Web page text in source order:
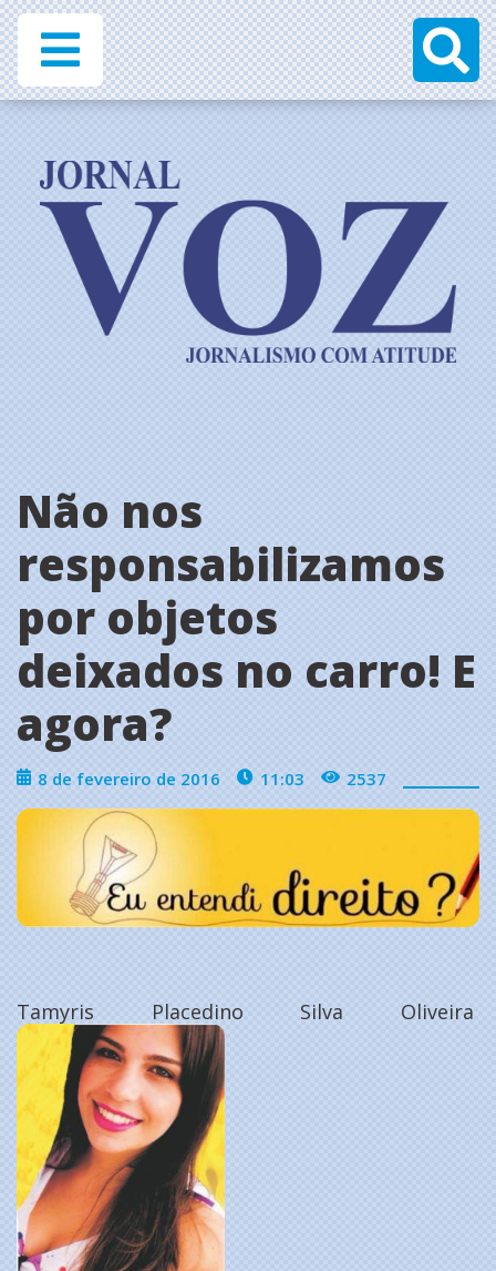
Não nos
responsabilizamos
por objetos
deixados no carro! E
agora?
8 de fevereiro de 2016 11:03 2537
Tamyris Placedino Silva Oliveira